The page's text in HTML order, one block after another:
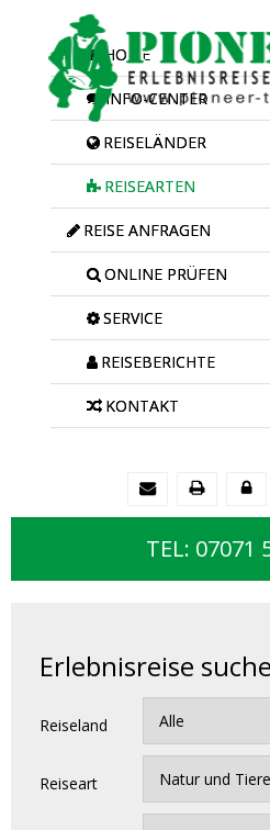
HOME
INFO-CENTER
REISELÄNDER
REISEARTEN
REISE ANFRAGEN
ONLINE PRÜFEN
SERVICE
REISEBERICHTE
KONTAKT
TEL: 07071
Erlebnisreise
Reiseland
Reiseart